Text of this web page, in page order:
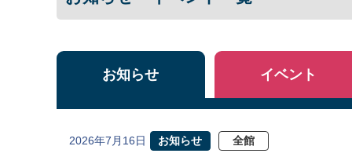
お知らせ
2026年7月16日 お知らせ 全館
イベント